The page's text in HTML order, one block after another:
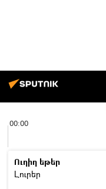
00:00
Ուղիղ եթեր
Լուրեր